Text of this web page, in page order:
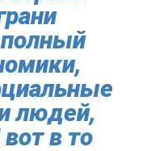
людей,
в то